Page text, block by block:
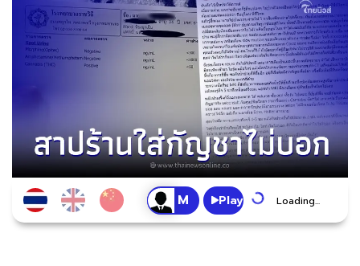
Play Loading...